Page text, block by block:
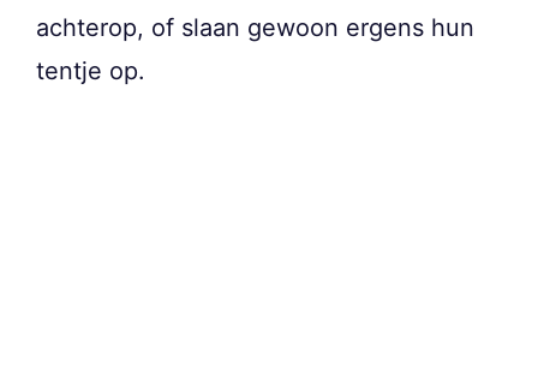
achterop, of slaan gewoon ergens hun
tentje op.